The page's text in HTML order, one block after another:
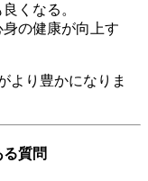
くなる。
の健康が向上す
より豊かになりま
質問